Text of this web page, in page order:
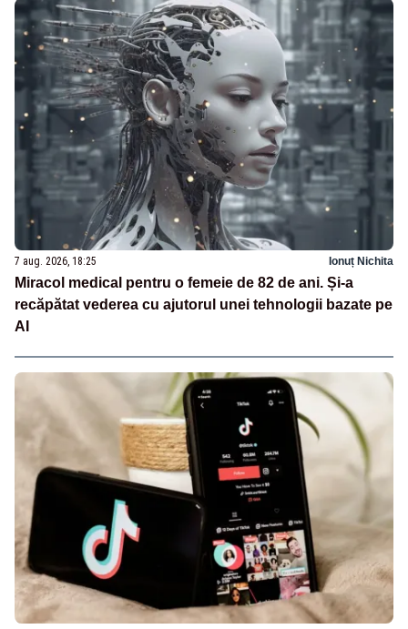
7 aug. 2026, 18:25 Ionuț Nichita
Miracol medical pentru o femeie de 82 de ani. Și-a
recăpătat vederea cu ajutorul unei tehnologii bazate pe
AI